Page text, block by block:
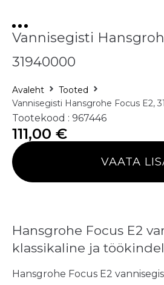
Vannisegisti
31940000
Avaleht
Tooted
Vannisegisti Hansgrohe Focus E2,
Tootekood : 967446
111,00 €
VAATA
Hansgrohe Focus E2
klassikaline ja töökindel
Hansgrohe Focus E2